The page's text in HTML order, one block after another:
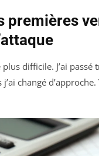
premières
plus difficile. J’ai passé
changé